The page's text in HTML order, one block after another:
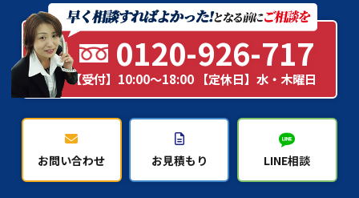
0120-926-717
【受付】10:00～18:00 【定休日】水・木曜日
お問い合わせ お見積もり LINE相談